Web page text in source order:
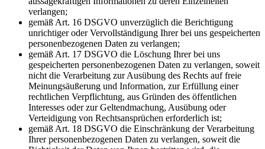
verlangen;
gemäß Art. 16 DSGVO unverzüglich die Berichtigung
unrichtiger oder Vervollständigung Ihrer bei uns gespeicherten
personenbezogenen Daten zu verlangen;
gemäß Art. 17 DSGVO die Löschung Ihrer bei uns
gespeicherten personenbezogenen Daten zu verlangen, soweit
nicht die Verarbeitung zur Ausübung des Rechts auf freie
Meinungsäußerung und Information, zur Erfüllung einer
rechtlichen Verpflichtung, aus Gründen des öffentlichen
Interesses oder zur Geltendmachung, Ausübung oder
Verteidigung von Rechtsansprüchen erforderlich ist;
gemäß Art. 18 DSGVO die Einschränkung der Verarbeitung
Ihrer personenbezogenen Daten zu verlangen, soweit die